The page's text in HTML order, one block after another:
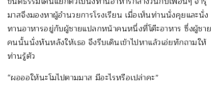
มาสจึงมองหาผู้อำนวยการโรงเรียน เมื่อเห็นท่านนั่งคุยและนั่ง
ทานอาหารอยู่กับผู้ชายแปลกหน้าคนหนึ่งที่โต๊ะอาหาร ซึ่งผู้ชาย
คนนั้นนั่งหันหลังให้เธอ จึงรีบเดินเข้าไปหาแล้วเอ่ยทักถามให้
ท่านรู้ตัว
“ผอออให้นะโมไปตามมาส มีอะไรหรือเปล่าคะ”